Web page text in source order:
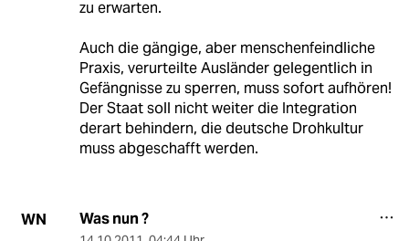
zu erwarten.
Auch die gängige, aber menschenfeindliche
Praxis, verurteilte Ausländer gelegentlich in
Gefängnisse zu sperren, muss sofort aufhören!
Der Staat soll nicht weiter die Integration
derart behindern, die deutsche Drohkultur
muss abgeschafft werden.
WN Was nun ?